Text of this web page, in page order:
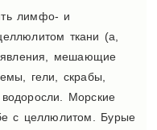
лимфо- и
ткани (а,
явления, мешающие
гели, скрабы,
Морские
с целлюлитом. Бурые